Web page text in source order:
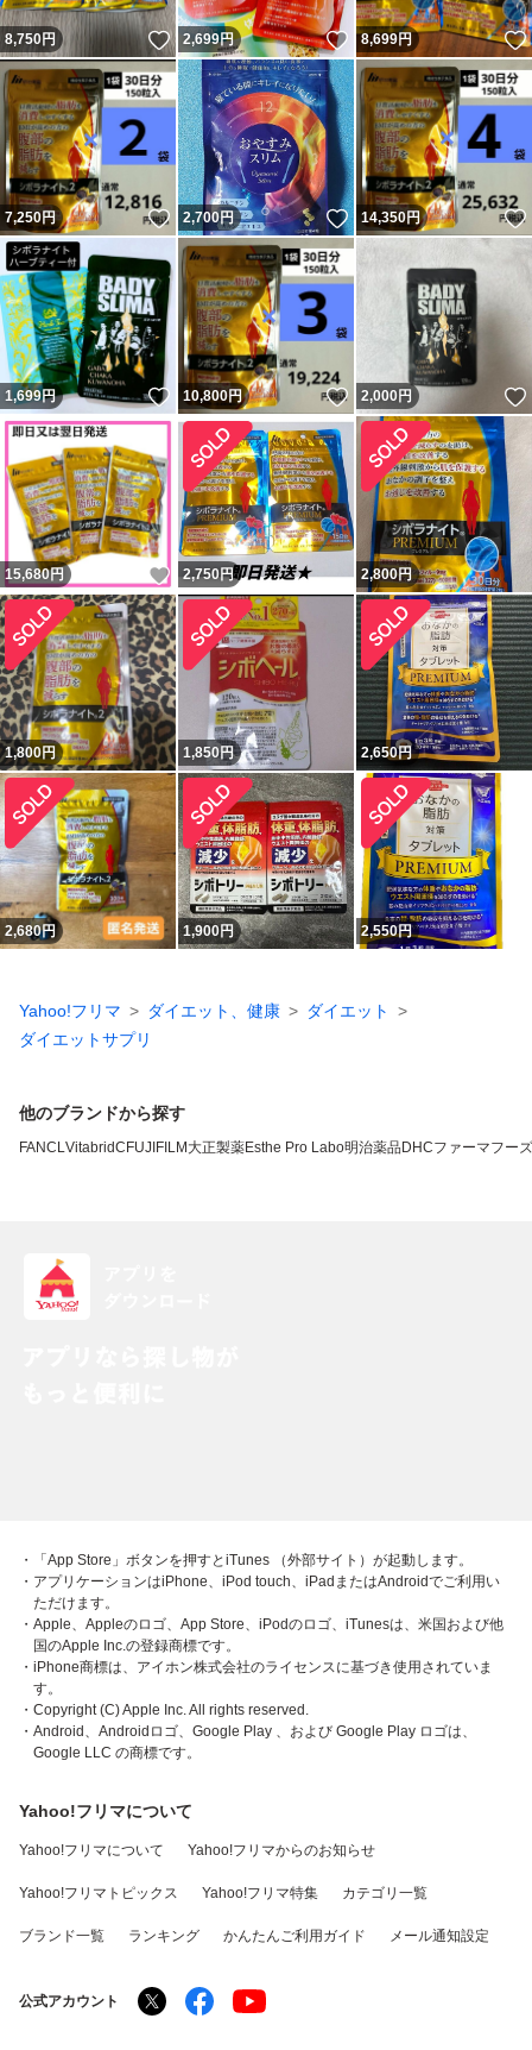
8,750円 いいね！
2,699円 いいね！
8,699円
7,250円 いいね！
2,700円 いいね！
14,350円
1,699円 いいね！
10,800円 いいね！
2,000円
15,680円 いいね！
2,750円 2,800円
1,800円 1,850円 2,650円
2,680円 1,900円 2,550円
Yahoo!フリマ ダイエット、健康
ダイエット
ダイエットサプリ
他のブランドから探す
FANCLVitabridC FUJIFILM 大正製薬Esthe Pro Labo明治薬品DHCファーマフーズ
・「App Store」ボタンを押すとiTunes （外部サイト）が起動します。
・アプリケーションはiPhone、iPod touch、iPadまたはAndroidでご利用い
ただけます。
・Apple、Appleのロゴ、App Store、iPodのロゴ、iTunesは、米国および他
国のApple Inc.の登録商標です。
・iPhone商標は、アイホン株式会社のライセンスに基づき使用されていま
す。
・Copyright (C) Apple Inc. All rights reserved.
・Android、Androidロゴ、Google Play 、および Google Play ロゴは、
Google LLC の商標です。
Yahoo!フリマについて
Yahoo!フリマについて Yahoo!フリマからのお知らせ
Yahoo!フリマトピックス Yahoo!フリマ特集 カテゴリ一覧
ブランド一覧 ランキング かんたんご利用ガイド メール通知設定
公式アカウント